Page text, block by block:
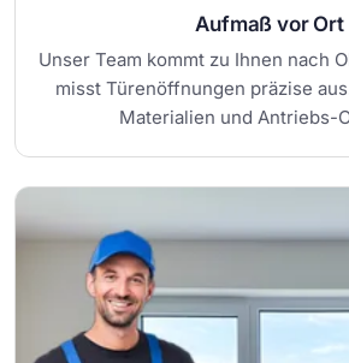
Aufmaß vor Ort
Unser Team kommt zu Ihnen nach
misst Türenöffnungen präzise
Materialien und Antriebs-